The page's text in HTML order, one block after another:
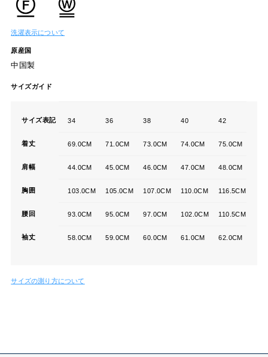
洗濯表示について
原産国
中国製
サイズガイド
サイズ表記 34 36 38 40 42
着丈 69.0CM 71.0CM 73.0CM 74.0CM 75.0CM
肩幅 44.0CM 45.0CM 46.0CM 47.0CM 48.0CM
胸囲 103.0CM 105.0CM 107.0CM 110.0CM 116.5CM
腰回 93.0CM 95.0CM 97.0CM 102.0CM 110.5CM
袖丈 58.0CM 59.0CM 60.0CM 61.0CM 62.0CM
サイズの測り方について